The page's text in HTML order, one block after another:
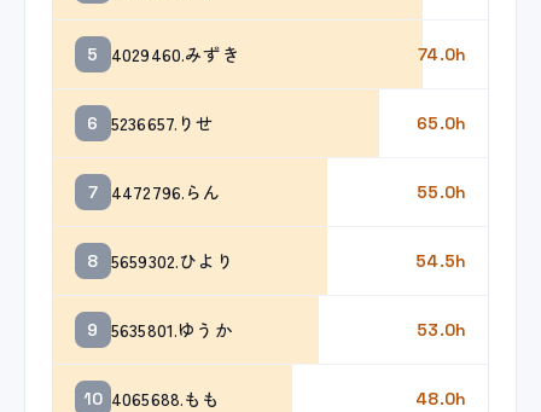
5 4029460.みずき 74.0h
6 5236657.りせ 65.0h
7 4472796.らん 55.0h
8 5659302.ひより 54.5h
9 5635801.ゆうか 53.0h
10 4065688.もも 48.0h